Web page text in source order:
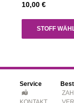
10,00 €
STOFF
Service